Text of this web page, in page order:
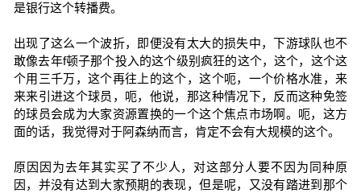
是银行这个转播费。
出现了这么一个波折，即便没有太大的损失中，下游球队也不
敢像去年f顿子那个投入的这个级别疯狂的这个，这个，这个这
个用三千万，这个再往上的这个，这个呃，一个价格水准，来
来来引进这个球员，呃，他说，那这种情况下，反而这种免签
的球员会成为大家资源置换的一个这个焦点市场啊。呃，这方
面的话，我觉得对于阿森纳而言，肯定不会有大规模的这个。
原因因为去年其实买了不少人，对这部分人要不因为同种原
因，并没有达到大家预期的表现，但是呢，又没有踏进到那个